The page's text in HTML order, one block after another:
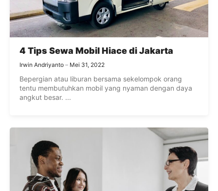
4 Tips Sewa Mobil Hiace di Jakarta
Irwin Andriyanto Mei 31, 2022
Bepergian atau liburan bersama sekelompok orang
tentu membutuhkan mobil yang nyaman dengan daya
angkut besar. ...